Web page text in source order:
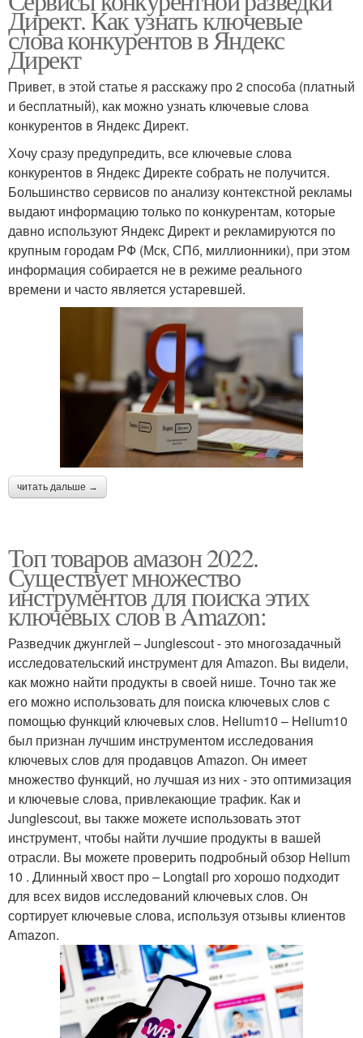
Директ. Как узнать ключевые
слова конкурентов в Яндекс
Директ
Привет, в этой статье я расскажу про 2 способа (платный
и бесплатный), как можно узнать ключевые слова
конкурентов в Яндекс Директ.
Хочу сразу предупредить, все ключевые слова
конкурентов в Яндекс Директе собрать не получится.
Большинство сервисов по анализу контекстной рекламы
выдают информацию только по конкурентам, которые
давно используют Яндекс Директ и рекламируются по
крупным городам РФ (Мск, СПб, миллионники), при этом
информация собирается не в режиме реального
времени и часто является устаревшей.
читать дальше →
Топ товаров амазон 2022.
Существует множество
инструментов для поиска этих
ключевых слов в Amazon:
Разведчик джунглей – Junglescout - это многозадачный
исследовательский инструмент для Amazon. Вы видели,
как можно найти продукты в своей нише. Точно так же
его можно использовать для поиска ключевых слов с
помощью функций ключевых слов. Helium10 – Helium10
был признан лучшим инструментом исследования
ключевых слов для продавцов Amazon. Он имеет
множество функций, но лучшая из них - это оптимизация
и ключевые слова, привлекающие трафик. Как и
Junglescout, вы также можете использовать этот
инструмент, чтобы найти лучшие продукты в вашей
отрасли. Вы можете проверить подробный обзор Helium
10 . Длинный хвост про – Longtail pro хорошо подходит
для всех видов исследований ключевых слов. Он
сортирует ключевые слова, используя отзывы клиентов
Amazon.